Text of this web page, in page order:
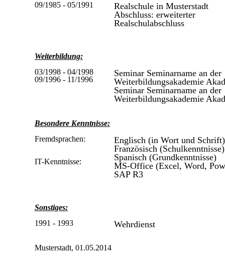
09/1985 - 05/1991
Realschule in Musterstadt
Abschluss: erweiterter
Realschulabschluss
Weiterbildung:
03/1998 - 04/1998
09/1996 - 11/1996
Seminar Seminarname an der
Weiterbildungsakademie
Seminar Seminarname an der
Weiterbildungsakademie
Besondere Kenntnisse:
Fremdsprachen:
IT-Kenntnisse:
Englisch (in Wort und Schrift)
Französisch (Schulkenntnisse)
Spanisch (Grundkenntnisse)
MS-Office (Excel, Word,
SAP R3
Sonstiges:
1991 - 1993
Wehrdienst
Musterstadt, 01.05.2014